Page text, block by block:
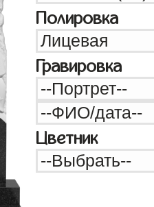
Полировка
Гравировка
Цветник